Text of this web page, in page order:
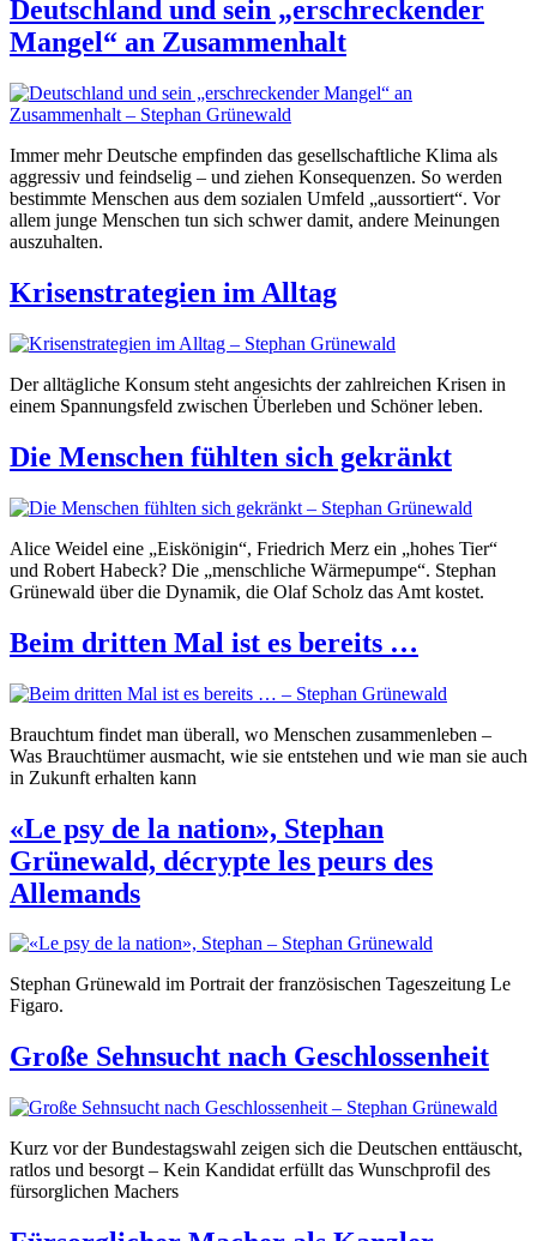
Deutschland und sein „erschreckender
Mangel“ an Zusammenhalt
Immer mehr Deutsche empfinden das gesellschaftliche Klima als
aggressiv und feindselig – und ziehen Konsequenzen. So werden
bestimmte Menschen aus dem sozialen Umfeld „aussortiert“. Vor
allem junge Menschen tun sich schwer damit, andere Meinungen
auszuhalten.
Krisenstrategien im Alltag
Der alltägliche Konsum steht angesichts der zahlreichen Krisen in
einem Spannungsfeld zwischen Überleben und Schöner leben.
Die Menschen fühlten sich gekränkt
Alice Weidel eine „Eiskönigin“, Friedrich Merz ein „hohes Tier“
und Robert Habeck? Die „menschliche Wärmepumpe“. Stephan
Grünewald über die Dynamik, die Olaf Scholz das Amt kostet.
Beim dritten Mal ist es bereits …
Brauchtum findet man überall, wo Menschen zusammenleben –
Was Brauchtümer ausmacht, wie sie entstehen und wie man sie auch
in Zukunft erhalten kann
«Le psy de la nation», Stephan
Grünewald, décrypte les peurs des
Allemands
Stephan Grünewald im Portrait der französischen Tageszeitung Le
Figaro.
Große Sehnsucht nach Geschlossenheit
Kurz vor der Bundestagswahl zeigen sich die Deutschen enttäuscht,
ratlos und besorgt – Kein Kandidat erfüllt das Wunschprofil des
fürsorglichen Machers